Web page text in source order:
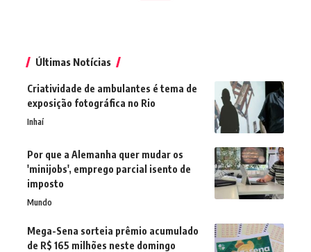
Últimas Notícias
Criatividade de ambulantes é tema de
exposição fotográfica no Rio
Inhaí
Por que a Alemanha quer mudar os
'minijobs', emprego parcial isento de
imposto
Mundo
Mega-Sena sorteia prêmio acumulado
de R$ 165 milhões neste domingo